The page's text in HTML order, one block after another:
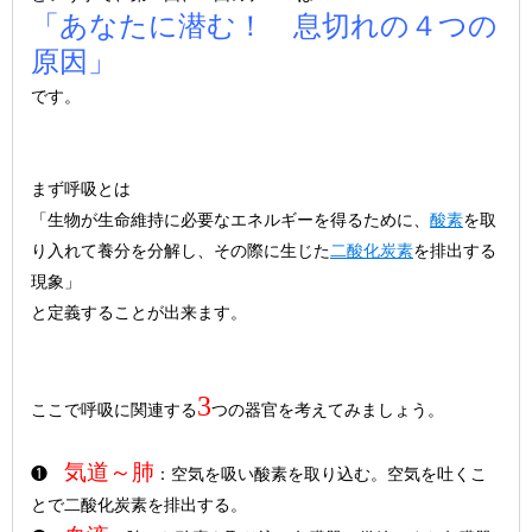
「あなたに潜む！ 息切れの４つの
原因」
です。
まず呼吸とは
「生物が生命維持に必要なエネルギーを得るために、 酸素を取
り入れて養分を分解し、その際に生じた二酸化炭素を排出する
現象」
と定義することが出来ます。
ここで呼吸に関連する3つの器官を考えてみましょう。
❶ 気道～肺 ：空気を吸い酸素を取り込む。空気を吐くこ
とで二酸化炭素を排出する。